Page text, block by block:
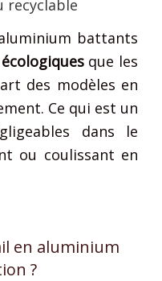
recyclable
battants
que les
des modèles en
Ce qui est un
dans le
ou coulissant en
en aluminium
?